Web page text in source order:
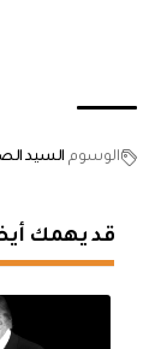
الوسوم السيد
قد يهمك